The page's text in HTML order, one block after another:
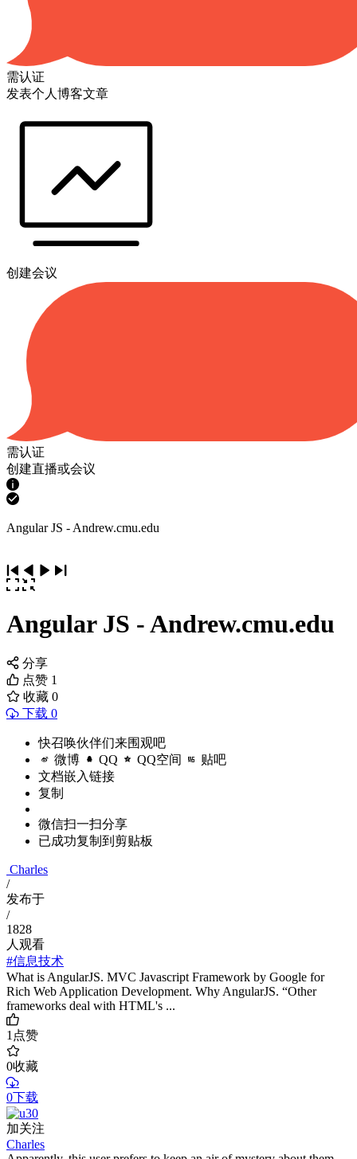
需认证
发表个人博客文章
创建会议
需认证
创建直播或会议
Angular JS - Andrew.cmu.edu
Angular JS - Andrew.cmu.edu
分享
点赞 1
收藏 0
下载 0
快召唤伙伴们来围观吧
微博 QQ QQ空间 贴吧
文档嵌入链接
复制
微信扫一扫分享
已成功复制到剪贴板
Charles
/
发布于
/
1828
人观看
#信息技术
What is AngularJS. MVC Javascript Framework by Google for
Rich Web Application Development. Why AngularJS. “Other
frameworks deal with HTML's ...
1点赞
0收藏
0下载
加关注
Charles